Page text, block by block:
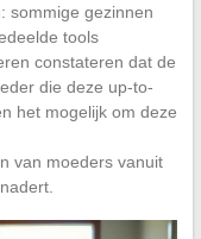
sommige gezinnen
tools
constateren dat de
die deze up-to-
het mogelijk om deze
van moeders vanuit